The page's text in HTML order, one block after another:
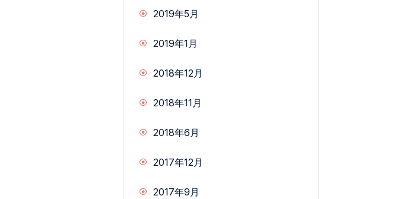
2019年5月
2019年1月
2018年12月
2018年11月
2018年6月
2017年12月
2017年9月